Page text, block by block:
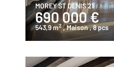
MOREY ST DENIS 21
690 000 €
543,9 m2 , Maison, 8 pcs